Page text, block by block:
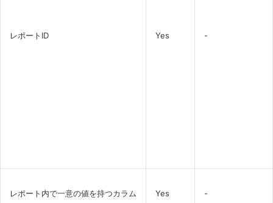
レポートID Yes -
レポート内で一意の値を持つカラム Yes -